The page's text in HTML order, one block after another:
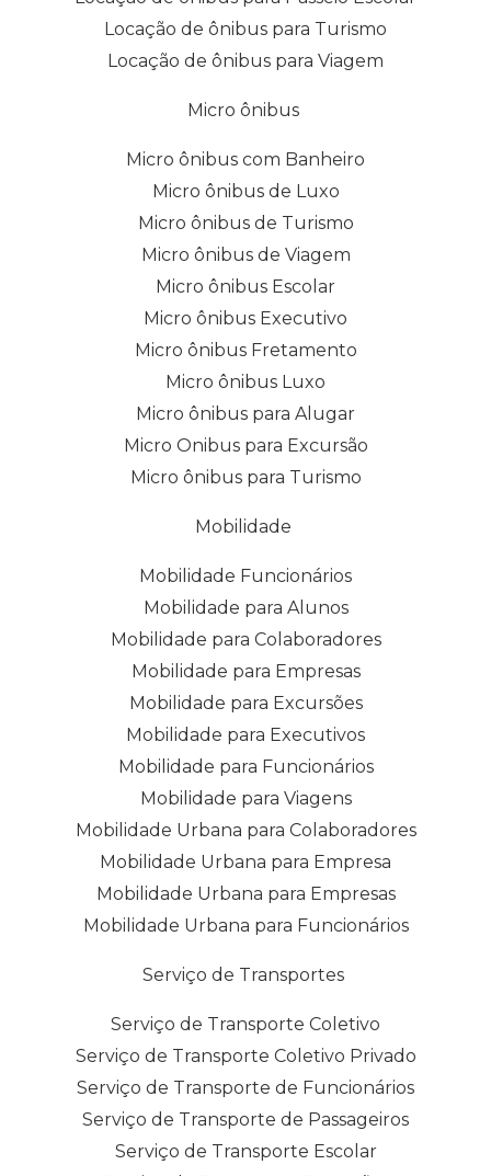
Locação de ônibus para Turismo
Locação de ônibus para Viagem
Micro ônibus
Micro ônibus com Banheiro
Micro ônibus de Luxo
Micro ônibus de Turismo
Micro ônibus de Viagem
Micro ônibus Escolar
Micro ônibus Executivo
Micro ônibus Fretamento
Micro ônibus Luxo
Micro ônibus para Alugar
Micro Onibus para Excursão
Micro ônibus para Turismo
Mobilidade
Mobilidade Funcionários
Mobilidade para Alunos
Mobilidade para Colaboradores
Mobilidade para Empresas
Mobilidade para Excursões
Mobilidade para Executivos
Mobilidade para Funcionários
Mobilidade para Viagens
Mobilidade Urbana para Colaboradores
Mobilidade Urbana para Empresa
Mobilidade Urbana para Empresas
Mobilidade Urbana para Funcionários
Serviço de Transportes
Serviço de Transporte Coletivo
Serviço de Transporte Coletivo Privado
Serviço de Transporte de Funcionários
Serviço de Transporte de Passageiros
Serviço de Transporte Escolar